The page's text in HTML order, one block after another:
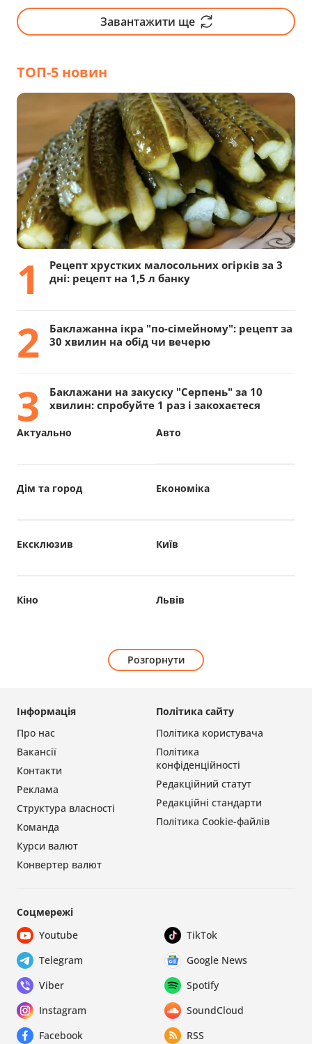
Завантажити ще
ТОП-5 новин
1
Рецепт хрустких малосольних огірків за 3
дні: рецепт на 1,5 л банку
2
Баклажанна ікра "по-сімейному": рецепт за
30 хвилин на обід чи вечерю
3
Баклажани на закуску "Серпень" за 10
хвилин: спробуйте 1 раз і закохаєтеся
Авто
Актуально
Дім та город Економіка
Ексклюзив Київ
Кіно Львів
Розгорнути
Політика сайту
Політика користувача
Політика
конфіденційності
Редакційний статут
Редакційні стандарти
Політика Cookie-файлів
Інформація
Про нас
Вакансії
Контакти
Реклама
Структура власності
Команда
Курси валют
Конвертер валют
Соцмережі
Youtube
TikTok
Telegram
Google News
Viber
Spotify
Instagram
SoundCloud
Facebook
RSS